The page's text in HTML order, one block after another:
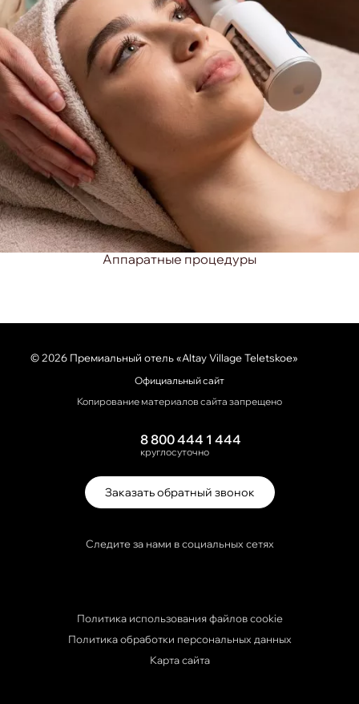
© 2026 Премиальный отель «Altay Village Teletskoe»
Официальный сайт
Копирование материалов сайта запрещено
8 800 444 1 444
круглосуточно
Заказать обратный звонок
Следите за нами в социальных сетях
Политика использования файлов cookie
Политика обработки персональных данных
Карта сайта